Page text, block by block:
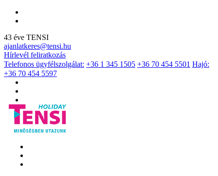
43 éve TENSI
ajanlatkeres@tensi.hu
Hírlevél feliratkozás
Telefonos ügyfélszolgálat: +36 1 345 1505 +36 70 454 5501 Hajó:
+36 70 454 5597